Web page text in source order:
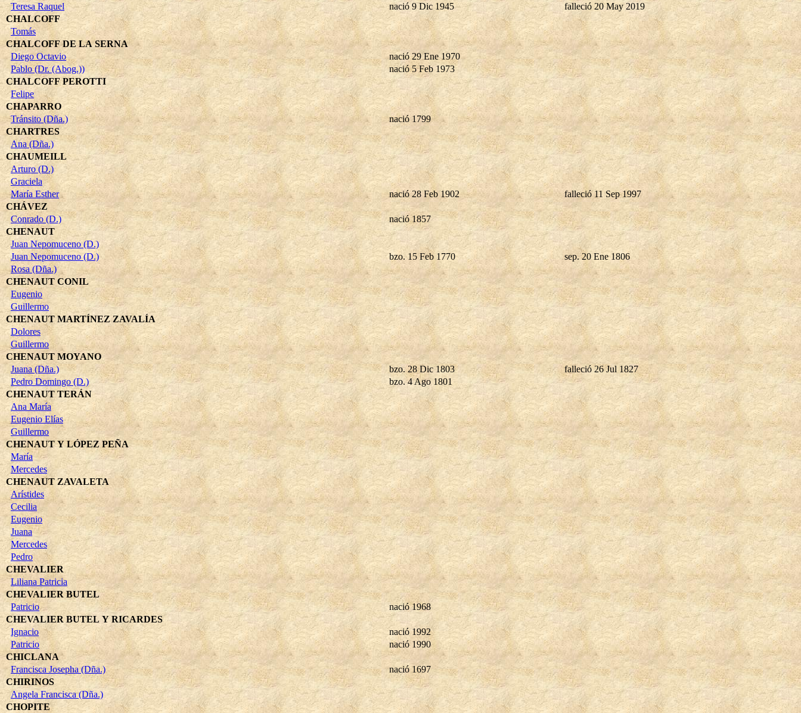
Teresa Raquel
nació 9 Dic 1945
falleció 20 May 2019
CHALCOFF
Tomás
CHALCOFF DE LA SERNA
Diego Octavio
nació 29 Ene 1970
Pablo (Dr. (Abog.))
nació 5 Feb 1973
CHALCOFF PEROTTI
Felipe
CHAPARRO
Tránsito (Dña.)
nació 1799
CHARTRES
Ana (Dña.)
CHAUMEILL
Arturo (D.)
Graciela
María Esther
nació 28 Feb 1902
falleció 11 Sep 1997
CHÁVEZ
Conrado (D.)
nació 1857
CHENAUT
Juan Nepomuceno (D.)
Juan Nepomuceno (D.)
bzo. 15 Feb 1770
sep. 20 Ene 1806
Rosa (Dña.)
CHENAUT CONIL
Eugenio
Guillermo
CHENAUT MARTÍNEZ ZAVALÍA
Dolores
Guillermo
CHENAUT MOYANO
Juana (Dña.)
bzo. 28 Dic 1803
falleció 26 Jul 1827
Pedro Domingo (D.)
bzo. 4 Ago 1801
CHENAUT TERÁN
Ana María
Eugenio Elías
Guillermo
CHENAUT Y LÓPEZ PEÑA
María
Mercedes
CHENAUT ZAVALETA
Arístides
Cecilia
Eugenio
Juana
Mercedes
Pedro
CHEVALIER
Liliana Patricia
CHEVALIER BUTEL
Patricio
nació 1968
CHEVALIER BUTEL Y RICARDES
Ignacio
nació 1992
Patricio
nació 1990
CHICLANA
Francisca Josepha (Dña.)
nació 1697
CHIRINOS
Angela Francisca (Dña.)
CHOPITE